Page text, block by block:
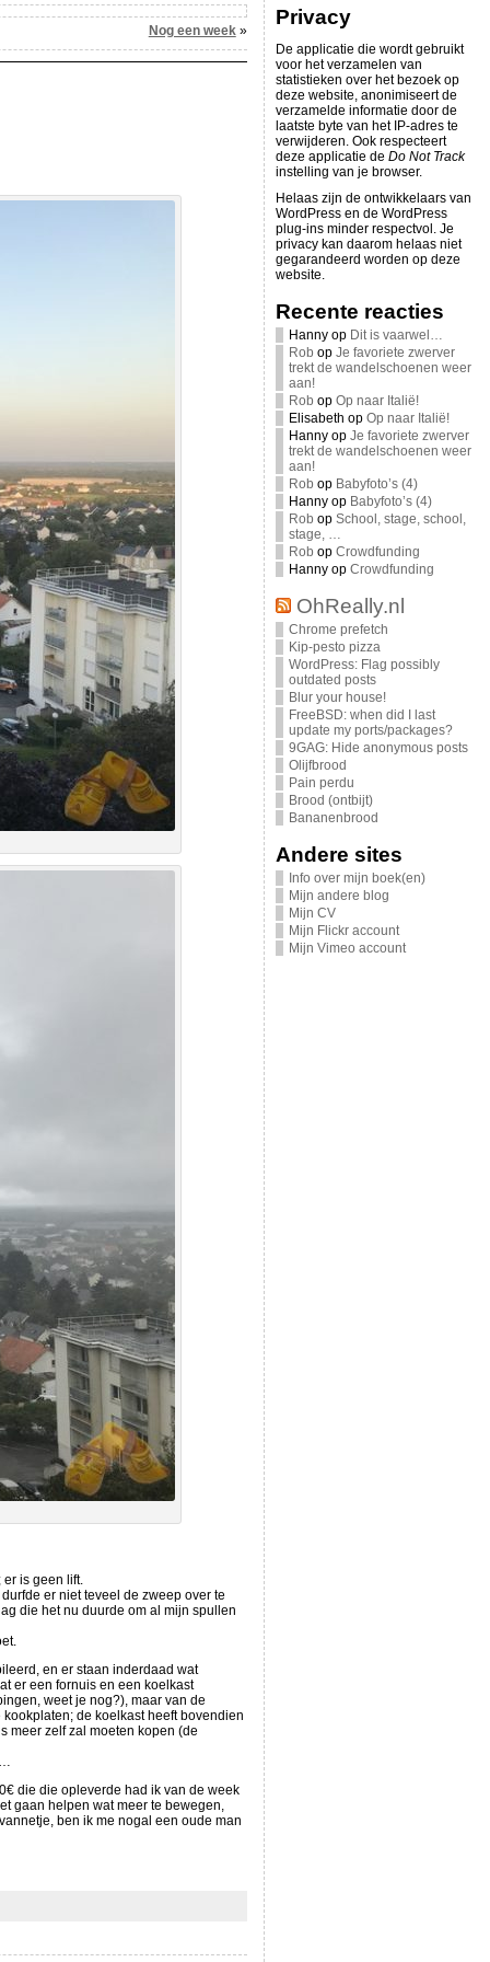
Nog een week»
is geen lift.
er niet teveel de zweep over te
die het nu duurde om al mijn spullen
en er staan inderdaad wat
er een fornuis en een koelkast
weet je nog?), maar van de
de koelkast heeft bovendien
meer zelf zal moeten kopen (de
die die opleverde had ik van de week
gaan helpen wat meer te bewegen,
ben ik me nogal een oude man
Privacy
De applicatie die wordt gebruikt
voor het verzamelen van
statistieken over het bezoek op
deze website, anonimiseert de
verzamelde informatie door de
laatste byte van het IP-adres te
verwijderen. Ook respecteert
deze applicatie de Do Not Track
instelling van je browser.
Helaas zijn de ontwikkelaars van
WordPress en de WordPress
plug-ins minder respectvol. Je
privacy kan daarom helaas niet
gegarandeerd worden op deze
website.
Recente reacties
Hannyop Dit is vaarwel…
Rob op Je favoriete zwerver
trekt de wandelschoenen weer
aan!
Rob op Op naar Italië!
Elisabeth op Op naar Italië!
Hannyop Je favoriete zwerver
trekt de wandelschoenen weer
aan!
Rob op Babyfoto’s (4)
Hannyop Babyfoto’s (4)
Rob op School, stage, school,
stage, …
Rob op Crowdfunding
Hannyop Crowdfunding
OhReally.nl
Chrome prefetch
Kip-pesto pizza
WordPress: Flag possibly
outdated posts
Blur your house!
FreeBSD: when did I last
update my ports/packages?
9GAG: Hide anonymous posts
Olijfbrood
Pain perdu
Brood (ontbijt)
Bananenbrood
Andere sites
Info over mijn boek(en)
Mijn andere blog
Mijn CV
Mijn Flickr account
Mijn Vimeo account